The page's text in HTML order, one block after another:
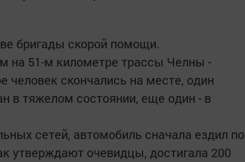
бригады скорой помощи.
на 51-м километре трассы Челны -
человек скончались на месте, один
в тяжелом состоянии, еще один - в
сетей, автомобиль сначала ездил по
утверждают очевидцы, достигала 200